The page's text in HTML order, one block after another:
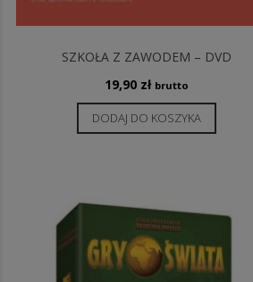
SZKOŁA Z ZAWODEM – DVD
19,90 zł brutto
DODAJ DO KOSZYKA